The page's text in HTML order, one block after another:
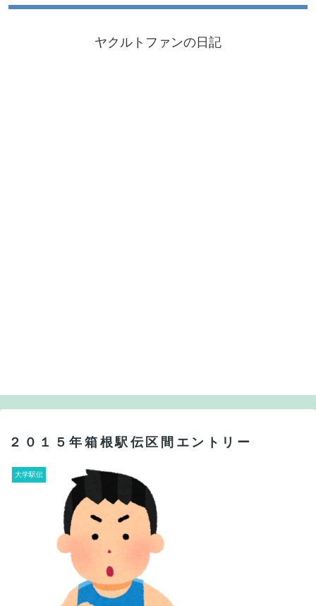
ヤクルトファンの日記
２０１５年箱根駅伝区間エントリー
大学駅伝